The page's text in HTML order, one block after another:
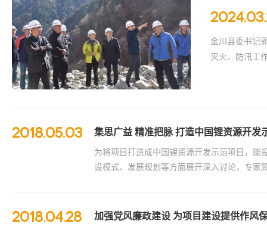
金川县委书记
灭火、防汛工
2018.05.03 集思广益 精准把脉 打造中国锂资源开发
为将项目打造成中国锂资源开发示范项目，能
设模式、发展规划等方面展开深入讨论，专家
2018.04.28 加强党风廉政建设 为项目建设提供作风